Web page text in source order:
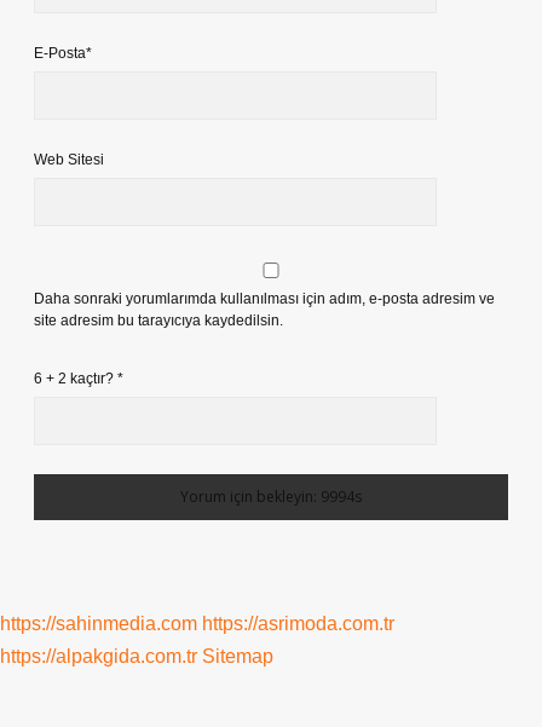
E-Posta*
Web Sitesi
Daha sonraki yorumlarımda kullanılması için adım, e-posta adresim ve
site adresim bu tarayıcıya kaydedilsin.
6 + 2 kaçtır? *
https://sahinmedia.com https://asrimoda.com.tr
https://alpakgida.com.tr Sitemap